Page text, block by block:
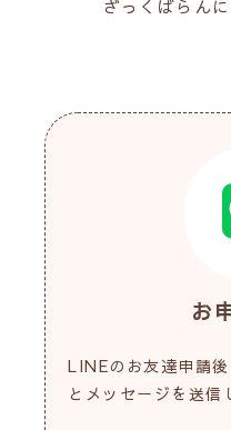
ざっくばらん
お
LINEのお友達申請
とメッセージを送信